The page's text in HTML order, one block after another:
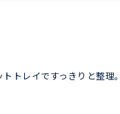
トレイですっきりと整理。